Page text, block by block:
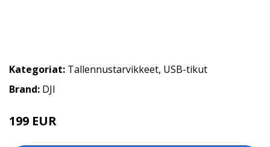
Kategoriat: Tallennustarvikkeet, USB-tikut
Brand: DJI
199 EUR